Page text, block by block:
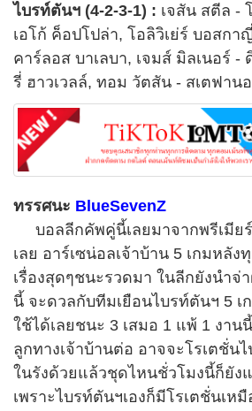
ไบรท์ตันฯ (4-2-3-1) : เจสัน สตีล -
เอโก้ ค็อปโปล่า, โอลิวิเย่ร์ บอสกา
คาร์ลอส บาเลบา, เจมส์ มิลเนอร์ -
รี่ ฮาวเวลล์, ทอม วัตสัน - สเตฟาน
ทรรศนะ BlueSevenZ
บอลลีกคัพคู่นี้เลยมาจากพรีเมีย
เลย อาร์เซน่อลเจ้าบ้าน 5 เกมหลัง
เรื่องสุดๆชนะรวดมา ในลีกยังนำจ่
นี้ จะดวลกับทีมเยือนไบรท์ตันฯ 5 เ
ใช้ได้เลยชนะ 3 เสมอ 1 แพ้ 1 งาน
ลูกทางเจ้าบ้านต่อ อาจจะโรเตชั่น
ในรังด้วยแล้วชุดไหนชั่วโมงนี้ก็ยัง
เพราะไบรท์ตันฯเองก็มีโรเตชั่นเห